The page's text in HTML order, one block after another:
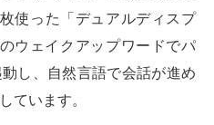
使った「デュアルディスプ
ウェイクアップワードでパ
し、自然言語で会話が進め
ています。